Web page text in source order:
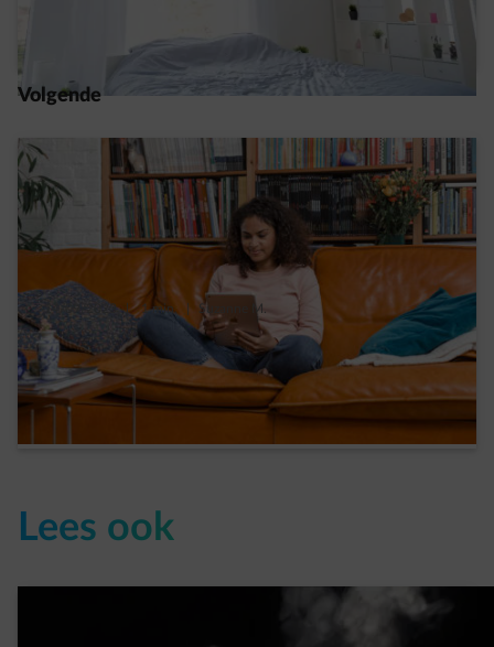
Volgende
14/09/2023 | 1 min. | Suzanne M.
Is je woning klaar voor de winter? Je ideale
checklist
Read more
Lees ook